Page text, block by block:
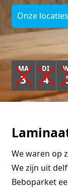
Onze
MA
3
DI
4
We waren op
We zijn uit
Beboparket